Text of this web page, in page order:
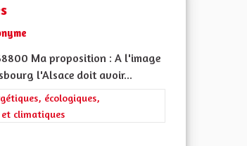
et climatiques
Ma proposition : A l'image
l'Alsace doit avoir...
la catégorie : Les transitions énergétiques,
écologiques,
climatiques